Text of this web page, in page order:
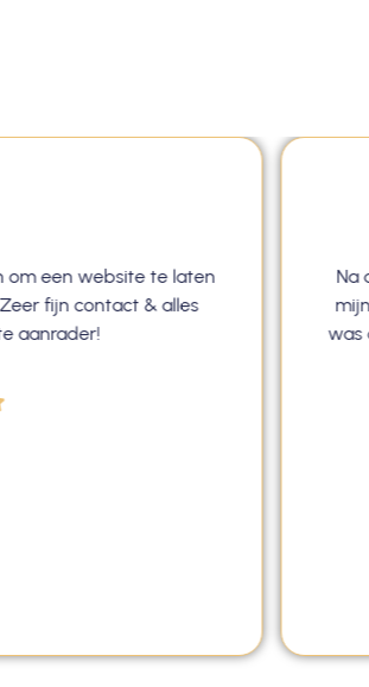
om een website te laten
fijn contact & alles
aanrader!
Na
was